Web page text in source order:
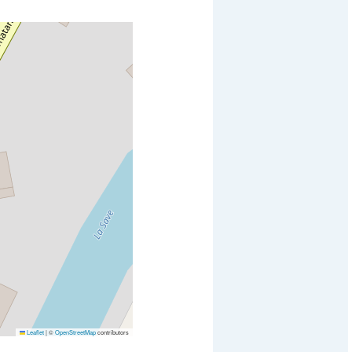
Leaflet|©OpenStreetMapcontributors